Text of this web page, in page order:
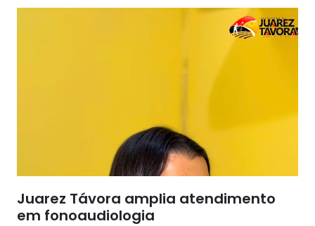
Juarez Távora amplia atendimento
em fonoaudiologia